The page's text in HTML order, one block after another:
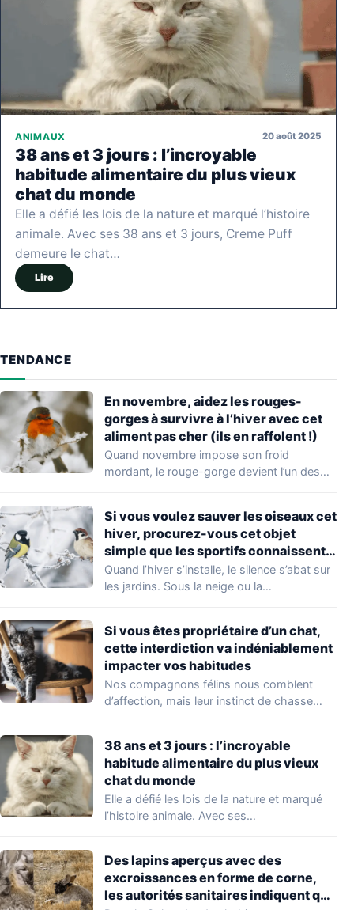
ANIMAUX 20 août 2025
38 ans et 3 jours : l’incroyable
habitude alimentaire du plus vieux
chat du monde
Elle a défié les lois de la nature et marqué l’histoire
animale. Avec ses 38 ans et 3 jours, Creme Puff
demeure le chat…
Lire
TENDANCE
En novembre, aidez les rouges-
gorges à survivre à l’hiver avec cet
aliment pas cher (ils en raffolent !)
Quand novembre impose son froid
mordant, le rouge-gorge devient l’un des
Si vous voulez sauver les oiseaux cet
hiver, procurez-vous cet objet
simple que les sportifs connaissent
bien
Quand l’hiver s’installe, le silence s’abat sur
les jardins. Sous la neige ou la…
Si vous êtes propriétaire d’un chat,
cette interdiction va indéniablement
impacter vos habitudes
Nos compagnons félins nous comblent
d’affection, mais leur instinct de chasse
38 ans et 3 jours : l’incroyable
habitude alimentaire du plus vieux
chat du monde
Elle a défié les lois de la nature et marqué
l’histoire animale. Avec ses…
Des lapins aperçus avec des
excroissances en forme de corne,
les autorités sanitaires indiquent que